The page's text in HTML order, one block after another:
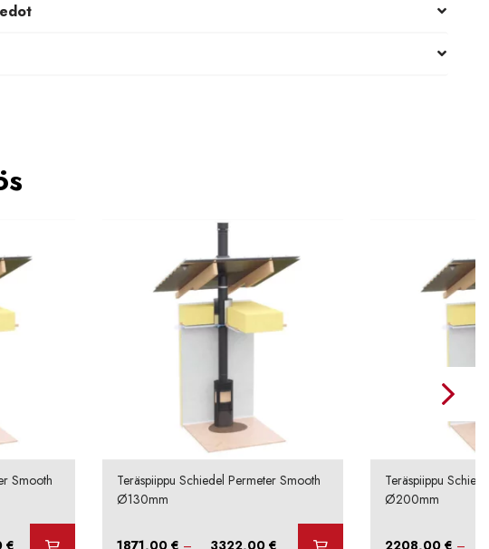
Smooth
Hintaluokka:
Teräspiippu Schiedel Permeter Smooth
Ø130mm
Hintaluokka:
Teräspiippu
Ø200mm